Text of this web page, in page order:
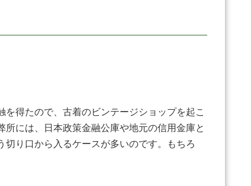
得たので、古着のビンテージショップを起こ
には、日本政策金融公庫や地元の信用金庫と
り口から入るケースが多いのです。もちろ